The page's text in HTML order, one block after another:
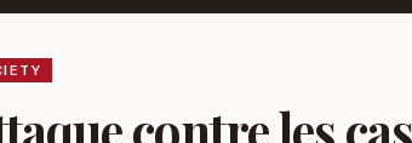
contre les